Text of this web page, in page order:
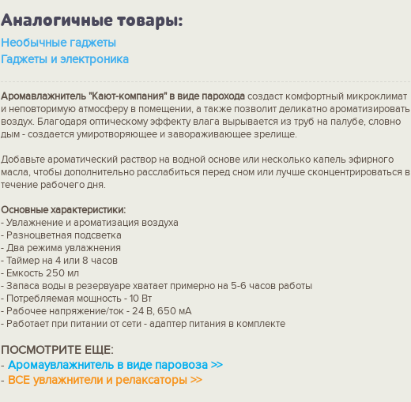
Аналогичные товары:
Необычные гаджеты
Гаджеты и электроника
Аромавлажнитель "Кают-компания" в виде пароходасоздаст комфортный микроклимат
и неповторимую атмосферу в помещении, а также позволит деликатно ароматизировать
воздух. Благодаря оптическому эффекту влага вырывается из труб на палубе, словно
дым - создается умиротворяющее и завораживающее зрелище.
Добавьте ароматический раствор на водной основе или несколько капель эфирного
масла, чтобы дополнительно расслабиться перед сном или лучше сконцентрироваться в
течение рабочего дня.
Основные характеристики:
- Увлажнение и ароматизация воздуха
- Разноцветная подсветка
- Два режима увлажнения
- Таймер на 4 или 8 часов
- Емкость 250 мл
- Запаса воды в резервуаре хватает примерно на 5-6 часов работы
- Потребляемая мощность - 10 Вт
- Рабочее напряжение/ток - 24 В, 650 мА
- Работает при питании от сети - адаптер питания в комплекте
ПОСМОТРИТЕ ЕЩЕ:
- Аромаувлажнитель в виде паровоза >>
- ВСЕ увлажнители и релаксаторы >>